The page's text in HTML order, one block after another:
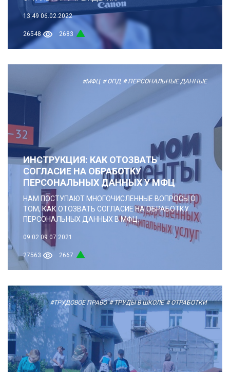
13:49 06.02.2022
26548 2683
#МФЦ # ОПД # ПЕРСОНАЛЬНЫЕ ДАННЫЕ
ИНСТРУКЦИЯ: КАК ОТОЗВАТЬ
СОГЛАСИЕ НА ОБРАБОТКУ
ПЕРСОНАЛЬНЫХ ДАННЫХ У МФЦ
НАМ ПОСТУПАЮТ МНОГОЧИСЛЕННЫЕ ВОПРОСЫ О
ТОМ, КАК ОТОЗВАТЬ СОГЛАСИЕ НА ОБРАБОТКУ
ПЕРСОНАЛЬНЫХ ДАННЫХ В МФЦ.
09:02 09.07.2021
27563 2667
#ТРУДОВОЕ ПРАВО # ТРУДЫ В ШКОЛЕ # ОТРАБОТКИ